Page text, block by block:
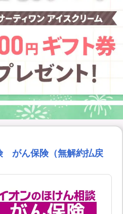
がん保険（無解約払戻